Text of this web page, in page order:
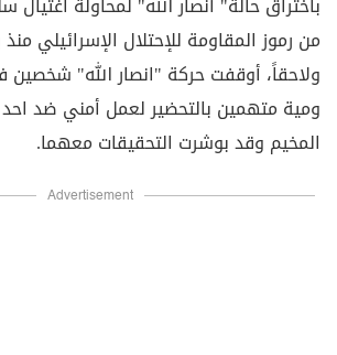
من رموز المقاومة للإحتلال الإسرائيلي منذ
ولاحقاً، أوقفت حركة "انصار الله"
ومية متهمين بالتحضير لعمل أمني ضد
المخيم وقد بوشرت التحقيقات معهما.
Advertisement